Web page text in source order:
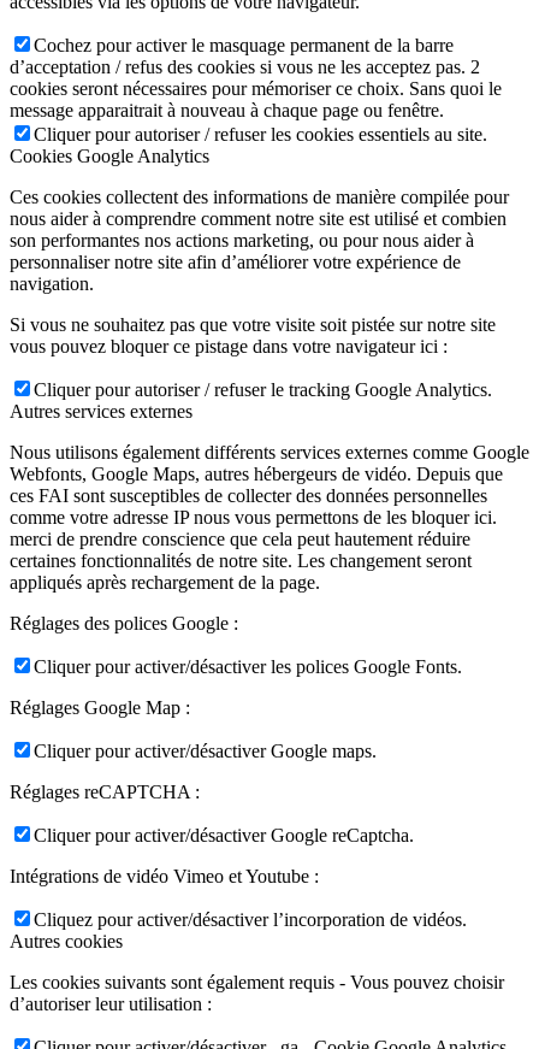
Cochez pour activer le masquage permanent de la barre
d’acceptation / refus des cookies si vous ne les acceptez pas. 2
cookies seront nécessaires pour mémoriser ce choix. Sans quoi le
message apparaitrait à nouveau à chaque page ou fenêtre.
Cliquer pour autoriser / refuser les cookies essentiels au site.
Cookies Google Analytics
Ces cookies collectent des informations de manière compilée pour
nous aider à comprendre comment notre site est utilisé et combien
son performantes nos actions marketing, ou pour nous aider à
personnaliser notre site afin d’améliorer votre expérience de
navigation.
Si vous ne souhaitez pas que votre visite soit pistée sur notre site
vous pouvez bloquer ce pistage dans votre navigateur ici :
Cliquer pour autoriser / refuser le tracking Google Analytics.
Autres services externes
Nous utilisons également différents services externes comme Google
Webfonts, Google Maps, autres hébergeurs de vidéo. Depuis que
ces FAI sont susceptibles de collecter des données personnelles
comme votre adresse IP nous vous permettons de les bloquer ici.
merci de prendre conscience que cela peut hautement réduire
certaines fonctionnalités de notre site. Les changement seront
appliqués après rechargement de la page.
Réglages des polices Google :
Cliquer pour activer/désactiver les polices Google Fonts.
Réglages Google Map :
Cliquer pour activer/désactiver Google maps.
Réglages reCAPTCHA :
Cliquer pour activer/désactiver Google reCaptcha.
Intégrations de vidéo Vimeo et Youtube :
Cliquez pour activer/désactiver l’incorporation de vidéos.
Autres cookies
Les cookies suivants sont également requis - Vous pouvez choisir
d’autoriser leur utilisation :